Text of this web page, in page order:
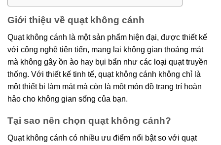
Giới thiệu về quạt không cánh
Quạt không cánh là một sản phẩm hiện đại, được thiết kế
với công nghệ tiên tiến, mang lại không gian thoáng mát
mà không gây ồn ào hay bụi bẩn như các loại quạt truyền
thống. Với thiết kế tinh tế, quạt không cánh không chỉ là
một thiết bị làm mát mà còn là một món đồ trang trí hoàn
hảo cho không gian sống của bạn.
Tại sao nên chọn quạt không cánh?
Quạt không cánh có nhiều ưu điểm nổi bật so với quạt